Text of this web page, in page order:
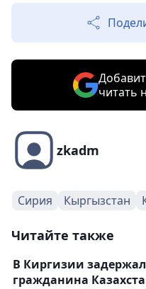
читать
zkadm
Сирия Кыргызстан
Читайте также
В Киргизии
гражданина